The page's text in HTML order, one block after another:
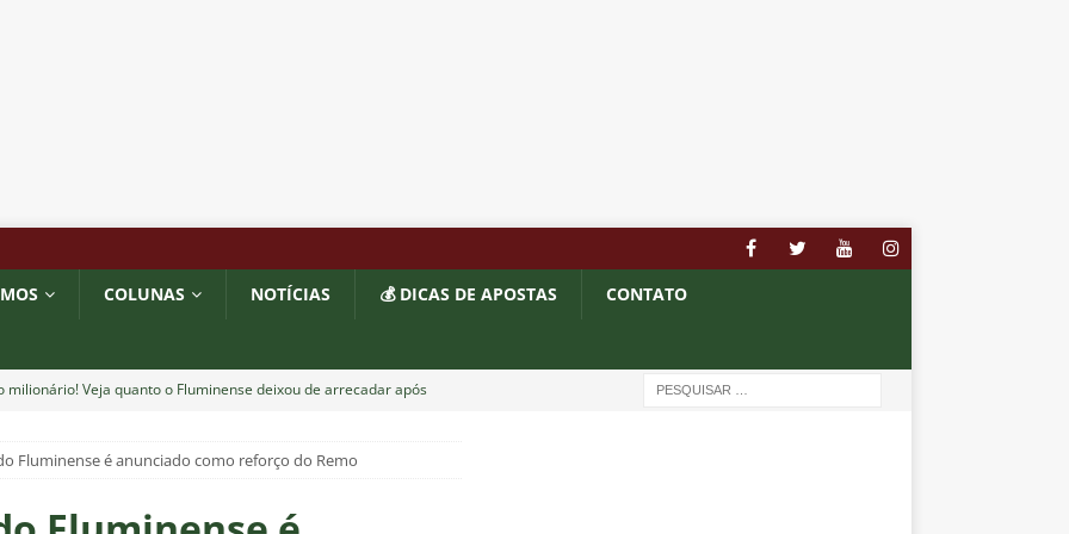
COLUNAS NOTÍCIAS 💰 DICAS DE APOSTAS CONTATO
milionário! Veja quanto o Fluminense deixou de arrecadar após
detona postura do Fluminense em derrota para o Vasco
Fluminense é anunciado como reforço do Remo